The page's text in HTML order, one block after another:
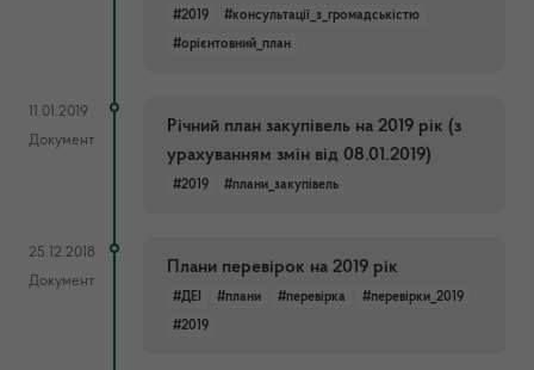
#2019
#консультації_з_громадськістю
#орієнтовний_план
11.01.2019
Документ
Річний план закупівель на 2019 рік (з
урахуванням змін від 08.01.2019)
#2019 #плани_закупівель
25.12.2018
Документ
Плани перевірок на 2019 рік
#ДЕІ #плани #перевірка
#перевірки_2019
#2019